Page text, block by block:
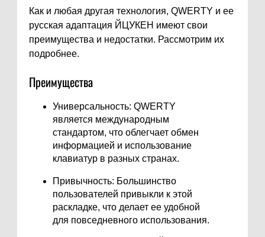
Как и любая другая технология, QWERTY и ее
русская адаптация ЙЦУКЕН имеют свои
преимущества и недостатки. Рассмотрим их
подробнее.
Преимущества
Универсальность: QWERTY
является международным
стандартом, что облегчает обмен
информацией и использование
клавиатур в разных странах.
Привычность: Большинство
пользователей привыкли к этой
раскладке, что делает ее удобной
для повседневного использования.